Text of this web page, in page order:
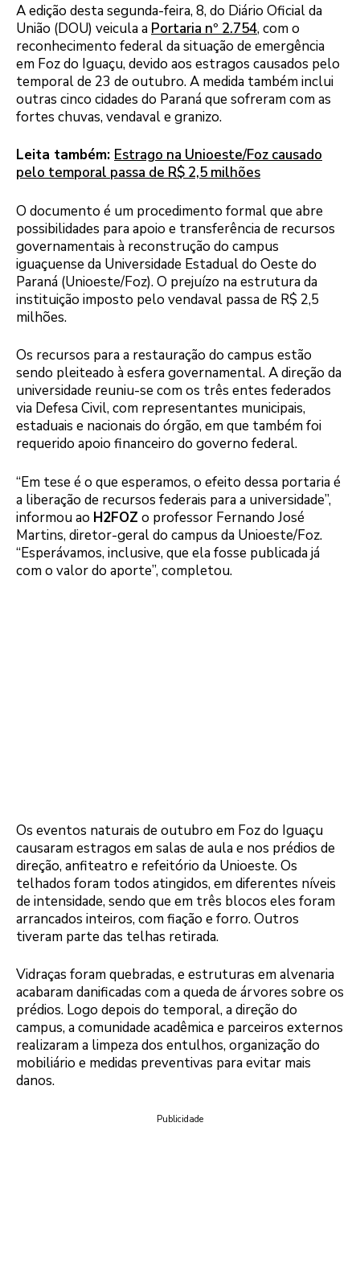
A edição desta segunda-feira, 8, do Diário Oficial da
União (DOU) veicula a Portaria nº 2.754, com o
reconhecimento federal da situação de emergência
em Foz do Iguaçu, devido aos estragos causados pelo
temporal de 23 de outubro. A medida também inclui
outras cinco cidades do Paraná que sofreram com as
fortes chuvas, vendaval e granizo.
Leita também: Estrago na Unioeste/Foz causado
pelo temporal passa de R$ 2,5 milhões
O documento é um procedimento formal que abre
possibilidades para apoio e transferência de recursos
governamentais à reconstrução do campus
iguaçuense da Universidade Estadual do Oeste do
Paraná (Unioeste/Foz). O prejuízo na estrutura da
instituição imposto pelo vendaval passa de R$ 2,5
milhões.
Os recursos para a restauração do campus estão
sendo pleiteado à esfera governamental. A direção da
universidade reuniu-se com os três entes federados
via Defesa Civil, com representantes municipais,
estaduais e nacionais do órgão, em que também foi
requerido apoio financeiro do governo federal.
“Em tese é o que esperamos, o efeito dessa portaria é
a liberação de recursos federais para a universidade”,
informou ao H2FOZ o professor Fernando José
Martins, diretor-geral do campus da Unioeste/Foz.
“Esperávamos, inclusive, que ela fosse publicada já
com o valor do aporte”, completou.
Os eventos naturais de outubro em Foz do Iguaçu
causaram estragos em salas de aula e nos prédios de
direção, anfiteatro e refeitório da Unioeste. Os
telhados foram todos atingidos, em diferentes níveis
de intensidade, sendo que em três blocos eles foram
arrancados inteiros, com fiação e forro. Outros
tiveram parte das telhas retirada.
Vidraças foram quebradas, e estruturas em alvenaria
acabaram danificadas com a queda de árvores sobre os
prédios. Logo depois do temporal, a direção do
campus, a comunidade acadêmica e parceiros externos
realizaram a limpeza dos entulhos, organização do
mobiliário e medidas preventivas para evitar mais
danos.
Publicidade